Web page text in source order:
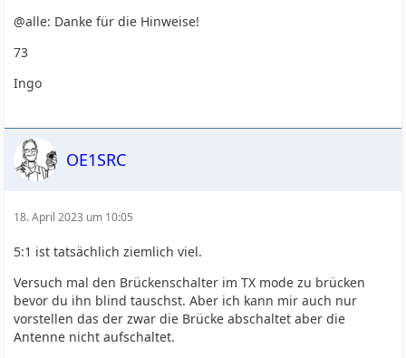
@alle: Danke für die Hinweise!
73
Ingo
OE1SRC
18. April 2023 um 10:05
5:1 ist tatsächlich ziemlich viel.
Versuch mal den Brückenschalter im TX mode zu brücken
bevor du ihn blind tauschst. Aber ich kann mir auch nur
vorstellen das der zwar die Brücke abschaltet aber die
Antenne nicht aufschaltet.